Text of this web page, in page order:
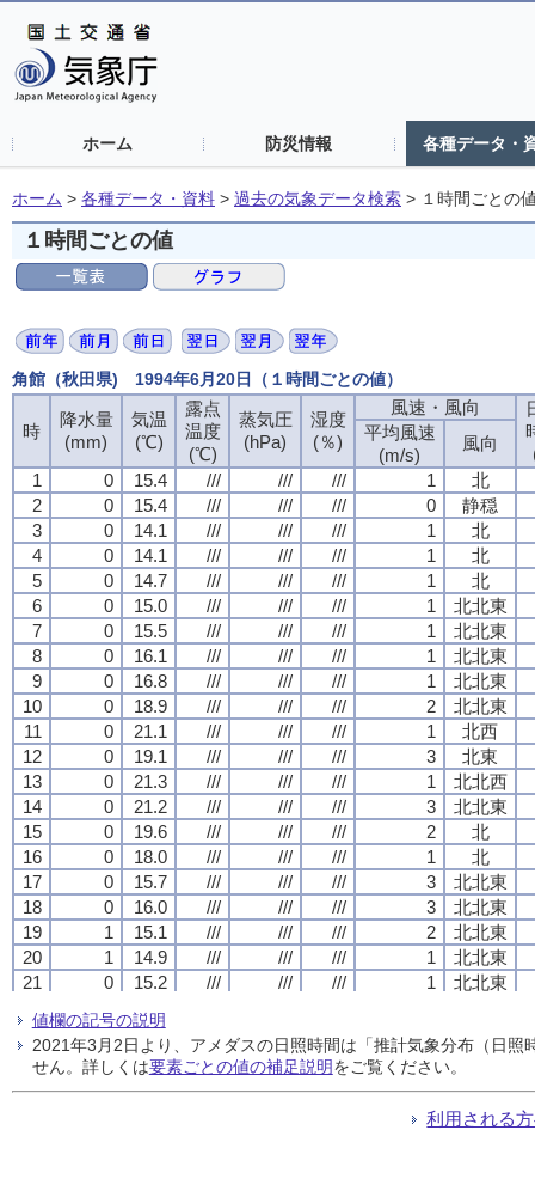
ホーム 防災情報 各種データ・
ホーム > 各種データ・資料 > 過去の気象データ検索 > １時間ごとの
１時間ごとの値
角館（秋田県) 1994年6月20日（１時間ごとの値）
時
降水量
(mm)
気温
(℃)
露点
温度
(℃)
蒸気圧
(hPa)
湿度
(％)
風速・風向
平均風速
(m/s)
風向
1
0 15.4 /// /// /// 1
北
2
0 15.4 /// /// /// 0
静穏
3
0 14.1 /// /// /// 1
北
4
0 14.1 /// /// /// 1
北
5
0 14.7 /// /// /// 1
北
6
0 15.0 /// /// /// 1
北北東
7
0 15.5 /// /// /// 1
北北東
8
0 16.1 /// /// /// 1
北北東
9
0 16.8 /// /// /// 1
北北東
10
0 18.9 /// /// /// 2
北北東
11
0 21.1 /// /// /// 1
北西
12
0 19.1 /// /// /// 3
北東
13
0 21.3 /// /// /// 1
北北西
14
0 21.2 /// /// /// 3
北北東
15
0 19.6 /// /// /// 2
北
16
0 18.0 /// /// /// 1
北
17
0 15.7 /// /// /// 3
北北東
18
0 16.0 /// /// /// 3
北北東
19
1 15.1 /// /// /// 2
北北東
20
1 14.9 /// /// /// 1
北北東
21
0 15.2 /// /// /// 1
北北東
15.1
23
0 14.9
北北東
24
0 15.1 /// /// /// 1 北北東
時
降水量
(mm)
気温
(℃)
露点
温度
(℃)
蒸気圧
(hPa)
湿度
(％)
風速・風向
平均風速
(m/s)
風向
1
0 15.4 /// /// /// 1
北
2
0 15.4 /// /// /// 0
静穏
3
0 14.1 /// /// /// 1
北
4
0 14.1 /// /// /// 1
北
5
0 14.7 /// /// /// 1
北
6
0 15.0 /// /// /// 1
北北東
7
0 15.5 /// /// /// 1
北北東
8
0 16.1 /// /// /// 1
北北東
9
0 16.8 /// /// /// 1
北北東
10
0 18.9 /// /// /// 2
北北東
11
0 21.1 /// /// /// 1
北西
12
0 19.1 /// /// /// 3
北東
13
0 21.3 /// /// /// 1
北北西
14
0 21.2 /// /// /// 3
北北東
15
0 19.6 /// /// /// 2
北
16
0 18.0 /// /// /// 1
北
17
0 15.7 /// /// /// 3
北北東
18
0 16.0 /// /// /// 3
北北東
19
1 15.1 /// /// /// 2
北北東
20
1 14.9 /// /// /// 1
北北東
21
0 15.2 /// /// /// 1
北北東
15.1
23
0 14.9
北北東
24
0 15.1 /// /// /// 1 北北東
時
降水量
(mm)
気温
(℃)
露点
温度
(℃)
蒸気圧
(hPa)
湿度
(％)
風速・風向
平均風速
(m/s)
風向
1
0 15.4 /// /// /// 1
北
2
0 15.4 /// /// /// 0
静穏
3
0 14.1 /// /// /// 1
北
4
0 14.1 /// /// /// 1
北
5
0 14.7 /// /// /// 1
北
6
0 15.0 /// /// /// 1
北北東
7
0 15.5 /// /// /// 1
北北東
8
0 16.1 /// /// /// 1
北北東
9
0 16.8 /// /// /// 1
北北東
10
0 18.9 /// /// /// 2
北北東
11
0 21.1 /// /// /// 1
北西
12
0 19.1 /// /// /// 3
北東
13
0 21.3 /// /// /// 1
北北西
14
0 21.2 /// /// /// 3
北北東
15
0 19.6 /// /// /// 2
北
16
0 18.0 /// /// /// 1
北
17
0 15.7 /// /// /// 3
北北東
18
0 16.0 /// /// /// 3
北北東
19
1 15.1 /// /// /// 2
北北東
20
1 14.9 /// /// /// 1
北北東
21
0 15.2 /// /// /// 1
北北東
15.1
23
0 14.9
北北東
24
0 15.1 /// /// /// 1 北北東
時
降水量
(mm)
気温
(℃)
露点
温度
(℃)
蒸気圧
(hPa)
湿度
(％)
風速・風向
平均風速
(m/s)
風向
1
0 15.4 /// /// /// 1
北
2
0 15.4 /// /// /// 0
静穏
3
0 14.1 /// /// /// 1
北
4
0 14.1 /// /// /// 1
北
5
0 14.7 /// /// /// 1
北
6
0 15.0 /// /// /// 1
北北東
7
0 15.5 /// /// /// 1
北北東
8
0 16.1 /// /// /// 1
北北東
9
0 16.8 /// /// /// 1
北北東
10
0 18.9 /// /// /// 2
北北東
11
0 21.1 /// /// /// 1
北西
12
0 19.1 /// /// /// 3
北東
13
0 21.3 /// /// /// 1
北北西
14
0 21.2 /// /// /// 3
北北東
15
0 19.6 /// /// /// 2
北
16
0 18.0 /// /// /// 1
北
17
0 15.7 /// /// /// 3
北北東
18
0 16.0 /// /// /// 3
北北東
19
1 15.1 /// /// /// 2
北北東
20
1 14.9 /// /// /// 1
北北東
21
0 15.2 /// /// /// 1
北北東
15.1
23
0 14.9
北北東
24
0 15.1 /// /// /// 1 北北東
値欄の記号の説明
2021年3月2日より、アメダスの日照時間は「推計気象分布（日
せん。詳しくは要素ごとの値の補足説明をご覧ください。
利用される